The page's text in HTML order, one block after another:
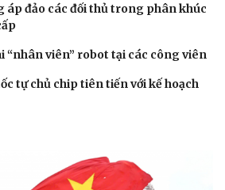
áp đảo các đối thủ trong phân khúc
“nhân viên” robot tại các công viên
tự chủ chip tiên tiến với kế hoạch